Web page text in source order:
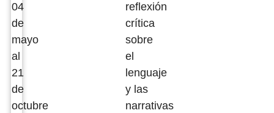
reflexión
crítica
sobre
el
lenguaje
y las
narrativas
04
de
mayo
al
21
de
octubre